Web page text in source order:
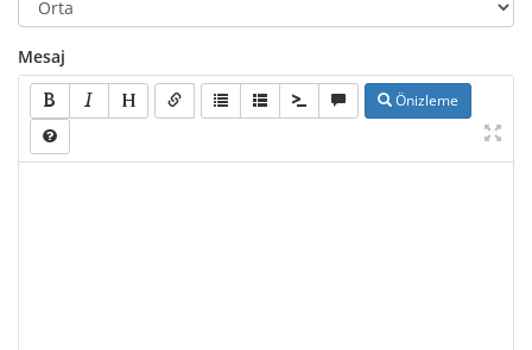
Mesaj
Önizleme